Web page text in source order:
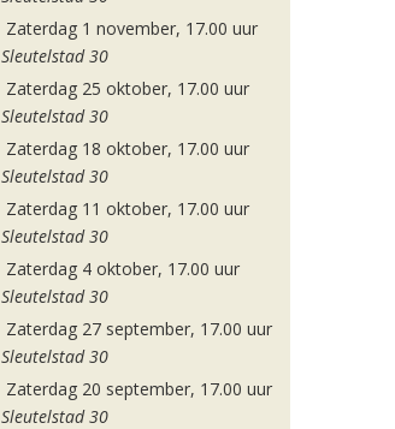
Zaterdag 1 november, 17.00 uur
Sleutelstad 30
Zaterdag 25 oktober, 17.00 uur
Sleutelstad 30
Zaterdag 18 oktober, 17.00 uur
Sleutelstad 30
Zaterdag 11 oktober, 17.00 uur
Sleutelstad 30
Zaterdag 4 oktober, 17.00 uur
Sleutelstad 30
Zaterdag 27 september, 17.00 uur
Sleutelstad 30
Zaterdag 20 september, 17.00 uur
Sleutelstad 30